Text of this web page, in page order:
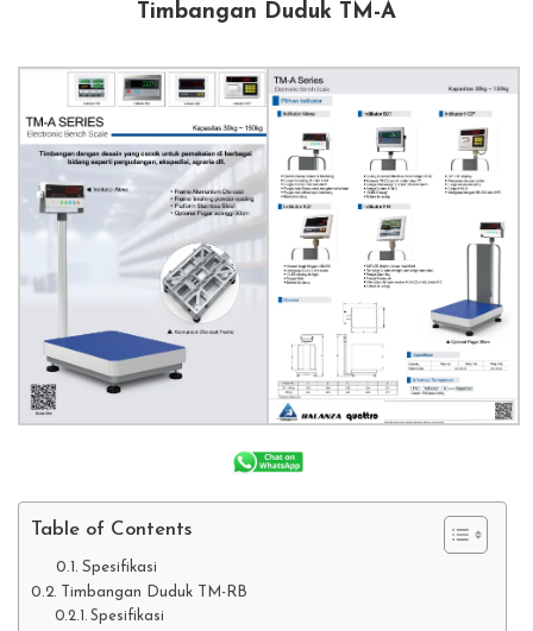
Timbangan Duduk TM-A
Table of Contents
Spesifikasi
Timbangan Duduk TM-RB
Spesifikasi